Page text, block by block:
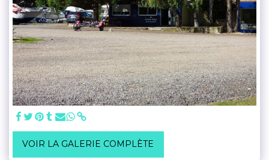
VOIR LA GALERIE COMPLÈTE